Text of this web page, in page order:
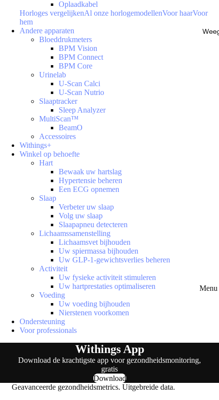
Menu
Oplaadkabel
Horloges vergelijkenAl onze horlogemodellenVoor haarVoor
hem
Andere apparaten
Bloeddrukmeters
BPM Vision
BPM Connect
BPM Core
Urinelab
U-Scan Calci
U-Scan Nutrio
Slaaptracker
Sleep Analyzer
MultiScan™
BeamO
Accessoires
Withings+
Winkel op behoefte
Hart
Bewaak uw hartslag
Hypertensie beheren
Een ECG opnemen
Slaap
Verbeter uw slaap
Volg uw slaap
Slaapapneu detecteren
Lichaamssamenstelling
Lichaamsvet bijhouden
Uw spiermassa bijhouden
Uw GLP-1-gewichtsverlies beheren
Activiteit
Uw fysieke activiteit stimuleren
Uw hartprestaties optimaliseren
Voeding
Uw voeding bijhouden
Nierstenen voorkomen
Ondersteuning
Voor professionals
Withings App
Download de krachtigste app voor gezondheidsmonitoring,
gratis
Download
Geavanceerde gezondheidsmetrics. Uitgebreide data.